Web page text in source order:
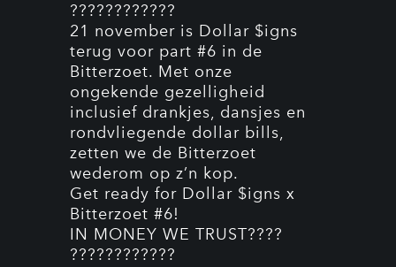
????????????
21 november is Dollar $igns
terug voor part #6 in de
Bitterzoet. Met onze
ongekende gezelligheid
inclusief drankjes, dansjes en
rondvliegende dollar bills,
zetten we de Bitterzoet
wederom op z’n kop.
Get ready for Dollar $igns x
Bitterzoet #6!
IN MONEY WE TRUST????
????????????